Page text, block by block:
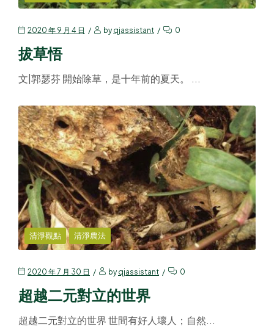
2020 年 9 月 4 日 byqjassistant 0
拔草悟
文|郭瑟芬 開始除草，是十年前的夏天。 ...
清淨觀點 清淨農法
2020 年 7 月 30 日 byqjassistant 0
超越二元對立的世界
超越二元對立的世界 世間有好人壞人；自然...